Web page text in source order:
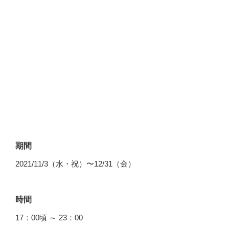
期間
2021/11/3（水・祝）〜12/31（金）
時間
17：00頃 ～ 23：00